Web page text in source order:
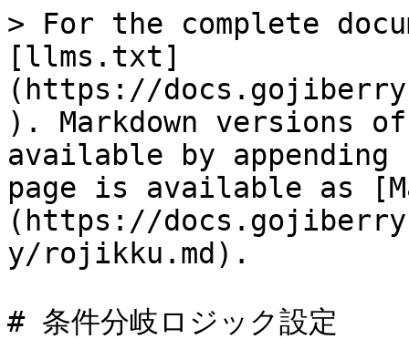
> For the complete
[llms.txt]
(https://
). Markdown versions
available by
page is available as
(https://
y/rojikku.md).
# 条件分岐ロジック設定